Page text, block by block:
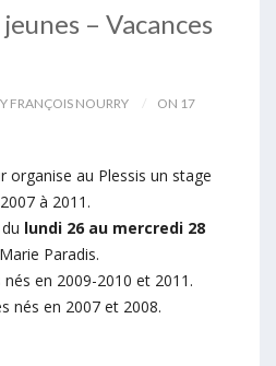
– Vacances
FRANÇOIS NOURRY
ON 17
organise au Plessis un stage
à 2011.
lundi 26 au mercredi 28
Paradis.
en 2009-2010 et 2011.
nés en 2007 et 2008.